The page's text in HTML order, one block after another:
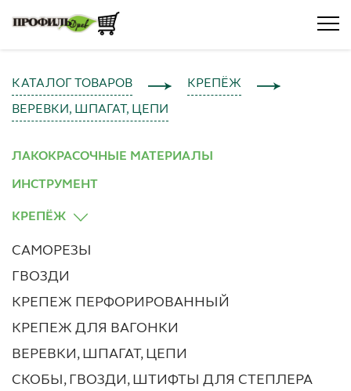
КАТАЛОГ ТОВАРОВ КРЕПЁЖ
ВЕРЕВКИ, ШПАГАТ, ЦЕПИ
ЛАКОКРАСОЧНЫЕ МАТЕРИАЛЫ
ИНСТРУМЕНТ
КРЕПЁЖ
САМОРЕЗЫ
ГВОЗДИ
КРЕПЕЖ ПЕРФОРИРОВАННЫЙ
КРЕПЕЖ ДЛЯ ВАГОНКИ
ВЕРЕВКИ, ШПАГАТ, ЦЕПИ
СКОБЫ, ГВОЗДИ, ШТИФТЫ ДЛЯ СТЕПЛЕРА